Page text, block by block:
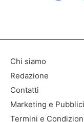
Chi siamo
Redazione
Contatti
Marketing e
Termini e